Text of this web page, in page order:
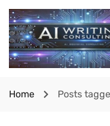
Home Posts